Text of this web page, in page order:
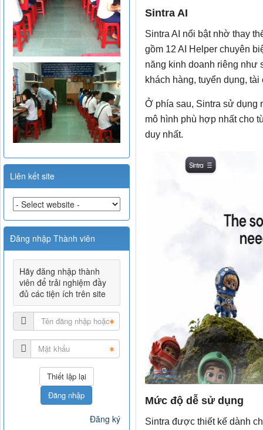
Sintra AI
Sintra AI nổi bật nhờ thay
gồm 12 AI Helper chuyên
năng kinh doanh riêng như
khách hàng, tuyển dụng,
Ở phía sau, Sintra sử dụng
mô hình phù hợp nhất cho
duy nhất.
Mức độ dễ sử dụng
Sintra được thiết kế dành
Liên kết site
Đăng nhập Thành viên
Hãy đăng nhập thành
viên để trải nghiệm đầy
đủ các tiện ích trên site
Đăng nhập
Đăng ký